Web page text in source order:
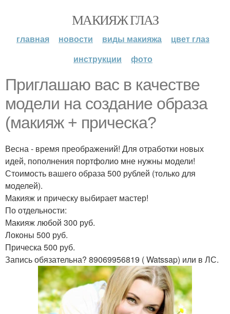
МАКИЯЖ ГЛАЗ
главная новости виды макияжа
цвет глаз
инструкции
фото
Приглашаю вас в качестве
модели на создание образа
(макияж + прическа?
Весна - время преображений! Для отработки новых
идей, пополнения портфолио мне нужны модели!
Стоимость вашего образа 500 рублей (только для
моделей).
Макияж и прическу выбирает мастер!
По отдельности:
Макияж любой 300 руб.
Локоны 500 руб.
Прическа 500 руб.
Запись обязательна? 89069956819 ( Watssap) или в ЛС.